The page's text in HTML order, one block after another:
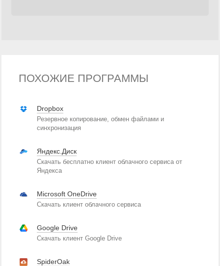
ПОХОЖИЕ ПРОГРАММЫ
Dropbox
Резервное копирование, обмен файлами и
синхронизация
Яндекс.Диск
Скачать бесплатно клиент облачного сервиса от
Яндекса
Microsoft OneDrive
Скачать клиент облачного сервиса
Google Drive
Скачать клиент Google Drive
SpiderOak